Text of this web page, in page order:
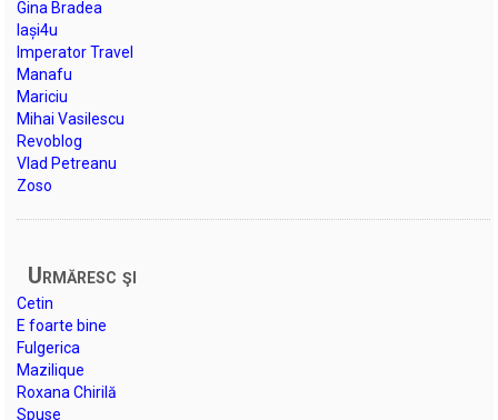
Gina Bradea
Iași4u
Imperator Travel
Manafu
Mariciu
Mihai Vasilescu
Revoblog
Vlad Petreanu
Zoso
Urmăresc şi
Cetin
E foarte bine
Fulgerica
Mazilique
Roxana Chirilă
Spuse